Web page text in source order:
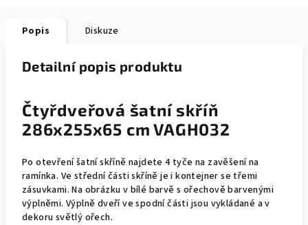
Popis Diskuze
Detailní popis produktu
Čtyřdveřová šatní skříň
286x255x65 cm VAGH032
Po otevření šatní skříně najdete 4 tyče na zavěšení na
ramínka. Ve střední části skříně je i kontejner se třemi
zásuvkami.Na obrázku v bílé barvě s ořechově barvenými
výplněmi. Výplně dveří ve spodní části jsou vykládané a v
dekoru světlý ořech.